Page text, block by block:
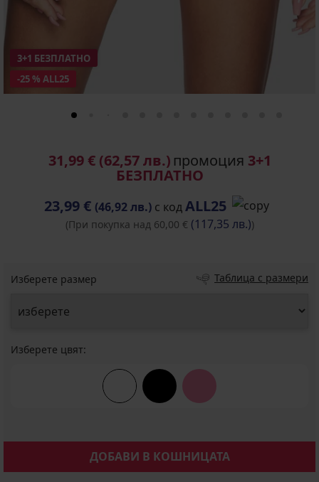
-25 % ALL25
3+1 БЕЗПЛАТНО
31,99 € (62,57 лв.) промоция 3+1
БЕЗПЛАТНО
23,99 € (46,92 лв.) с кодALL25
(При покупка над 60,00 € (117,35 лв.))
Изберете размер Таблица с размери
Изберете цвят:
ДОБАВИ В КОШНИЦАТА